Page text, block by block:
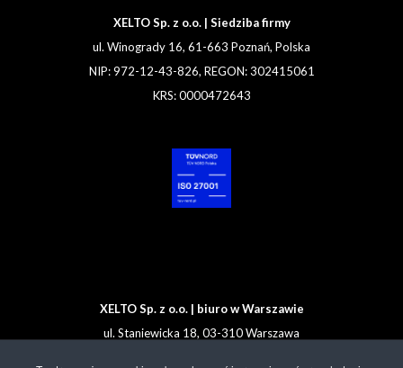
XELTO Sp. z o.o. | Siedziba firmy
ul. Winogrady 16, 61-663 Poznań, Polska
NIP: 972-12-43-826, REGON: 302415061
KRS: 0000472643
XELTO Sp. z o.o. | biuro w Warszawie
ul. Staniewicka 18, 03-310 Warszawa